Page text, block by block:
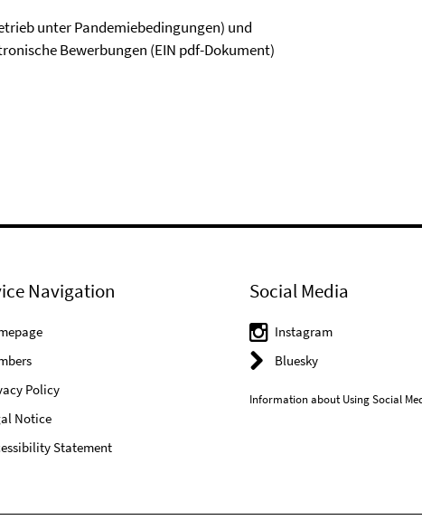
unter Pandemiebedingungen) und
Bewerbungen (EIN pdf-Dokument)
Navigation
Policy
Notice
Statement
Social Media
Instagram
Bluesky
Information about Using Social